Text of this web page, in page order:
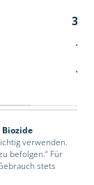
32
1
1
verwenden.
befolgen.“ Für
stets